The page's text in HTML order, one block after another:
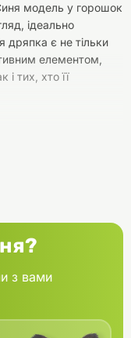
модель у горошок
ідеально
дряпка є не тільки
елементом,
тих, хто її
з вами